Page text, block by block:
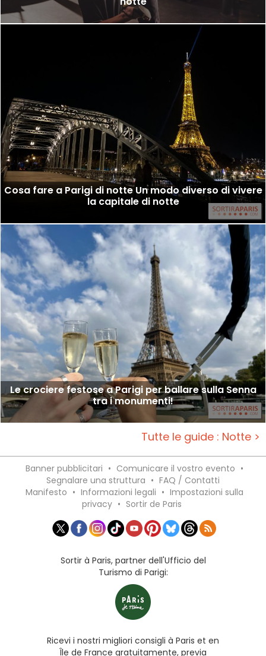
Cosa fare a Parigi di notte Un modo diverso di vivere
la capitale di notte
Le crociere festose a Parigi per ballare sulla Senna
tra i monumenti!
Tutte le guide : Notte >
Banner pubblicitari • Comunicare il vostro evento •
Segnalare una struttura • FAQ / Contatti
Manifesto • Informazioni legali • Impostazioni sulla
privacy • Sortir de Paris
Sortir à Paris, partner dell'Ufficio del
Turismo di Parigi:
Ricevi i nostri migliori consigli à Paris et en
Île de France gratuitamente, previa